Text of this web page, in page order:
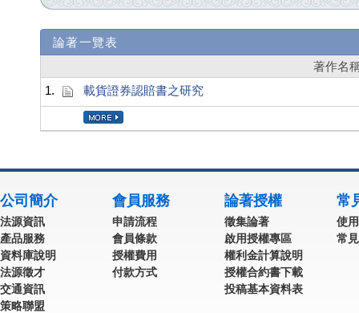
論著一覽表
著作名
1.
載貨證券認賠書之研究
公司簡介
法源資訊
產品服務
資料庫說明
法源徵才
交通資訊
策略聯盟
會員服務
申請流程
會員條款
授權費用
付款方式
論著授權
徵集論著
啟用授權專區
權利金計算說明
授權合約書下載
投稿基本資料表
常
使
常